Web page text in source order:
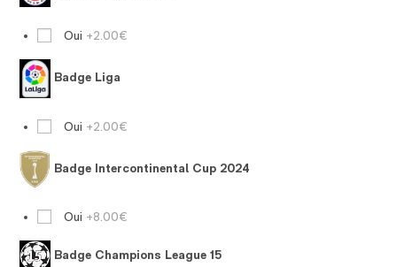
Oui +2.00€
Badge Liga
Oui +2.00€
Badge Intercontinental Cup 2024
Oui +8.00€
Badge Champions League 15